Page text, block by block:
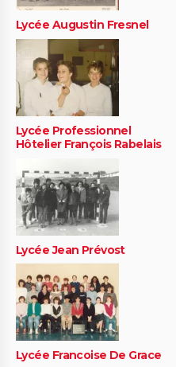
Lycée Augustin Fresnel
Lycée Professionnel
Hôtelier François Rabelais
Lycée Jean Prévost
Lycée Francoise De Grace